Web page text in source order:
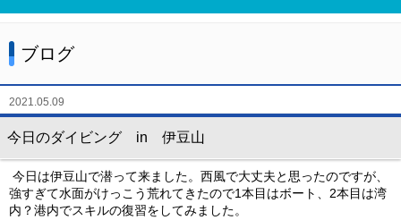
ステップアップコース
会員限定ツアー
ミニツアー
ビッグツアー
ブログ
2021.05.09
今日のダイビング in 伊豆山
今日は伊豆山で潜って来ました。西風で大丈夫と思ったのですが、
強すぎて水面がけっこう荒れてきたので1本目はボート、2本目は湾
内？港内でスキルの復習をしてみました。